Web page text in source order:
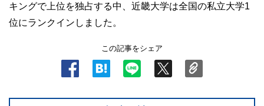
キングで上位を独占する中、近畿大学は全国の私立大学1
位にランクインしました。
この記事をシェア